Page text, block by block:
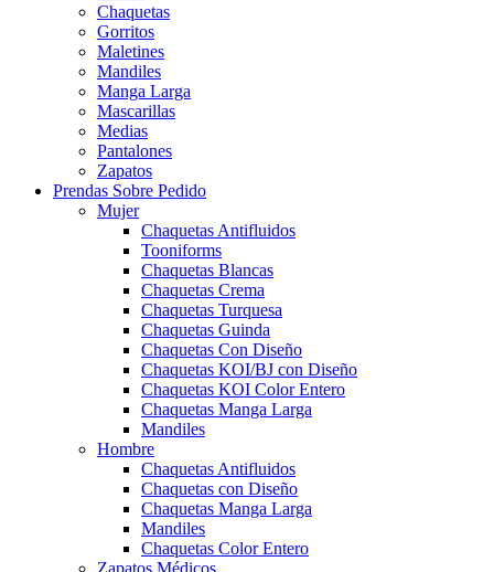
Chaquetas
Gorritos
Maletines
Mandiles
Manga Larga
Mascarillas
Medias
Pantalones
Zapatos
Prendas Sobre Pedido
Mujer
Chaquetas Antifluidos
Tooniforms
Chaquetas Blancas
Chaquetas Crema
Chaquetas Turquesa
Chaquetas Guinda
Chaquetas Con Diseño
Chaquetas KOI/BJ con Diseño
Chaquetas KOI Color Entero
Chaquetas Manga Larga
Mandiles
Hombre
Chaquetas Antifluidos
Chaquetas con Diseño
Chaquetas Manga Larga
Mandiles
Chaquetas Color Entero
Zapatos Médicos